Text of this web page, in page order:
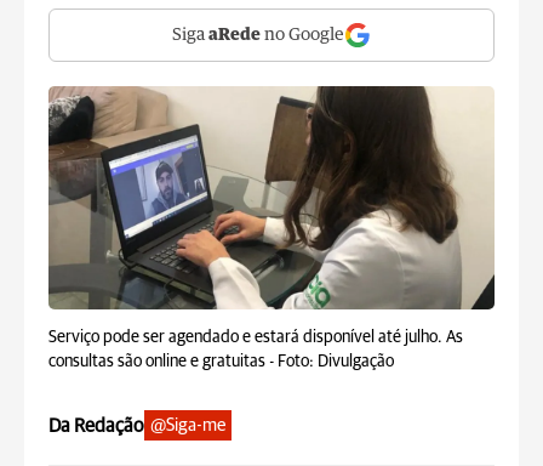
Siga aRede no Google
Serviço pode ser agendado e estará disponível até julho. As
consultas são online e gratuitas - Foto: Divulgação
Da Redação @Siga-me